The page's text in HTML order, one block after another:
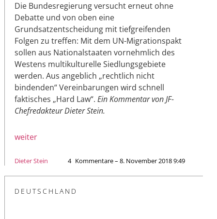
Die Bundesregierung versucht erneut ohne
Debatte und von oben eine
Grundsatzentscheidung mit tiefgreifenden
Folgen zu treffen: Mit dem UN-Migrationspakt
sollen aus Nationalstaaten vornehmlich des
Westens multikulturelle Siedlungsgebiete
werden. Aus angeblich „rechtlich nicht
bindenden“ Vereinbarungen wird schnell
faktisches „Hard Law“. Ein Kommentar von JF-
Chefredakteur Dieter Stein.
weiter
Dieter Stein 4 Kommentare – 8. November 2018 9:49
DEUTSCHLAND